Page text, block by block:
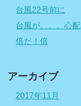
台風22号前に
台風が、、、心配
倍だ！倍
アーカイブ
2017年11月